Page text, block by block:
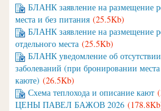
БЛАНК заявление на размещение
места и без питания (25.5Kb)
БЛАНК заявление на размещение
отдельного места (25.5Kb)
БЛАНК уведомление об
заболеваний (при бронировании
каюте) (26.5Kb)
Схема теплохода и описание кают
ЦЕНЫ ПАВЕЛ БАЖОВ 2026